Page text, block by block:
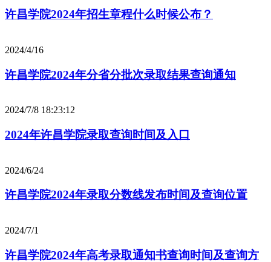
许昌学院2024年招生章程什么时候公布？
2024/4/16
许昌学院2024年分省分批次录取结果查询通知
2024/7/8 18:23:12
2024年许昌学院录取查询时间及入口
2024/6/24
许昌学院2024年录取分数线发布时间及查询位置
2024/7/1
许昌学院2024年高考录取通知书查询时间及查询方